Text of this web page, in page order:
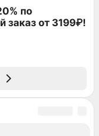
по
заказ от 3199₽!